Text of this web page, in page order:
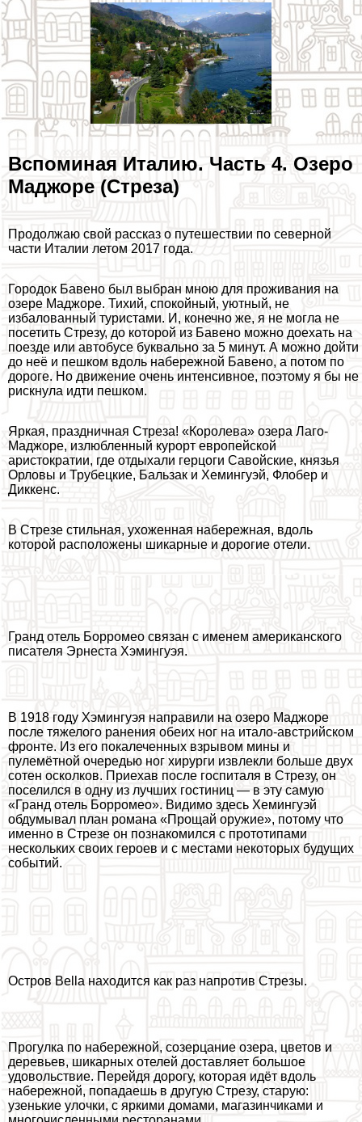
Вспоминая Италию. Часть 4. Озеро
Маджоре (Стреза)
Продолжаю свой рассказ о путешествии по северной
части Италии летом 2017 года.
Городок Бавено был выбран мною для проживания на
озере Маджоре. Тихий, спокойный, уютный, не
избалованный туристами. И, конечно же, я не могла не
посетить Стрезу, до которой из Бавено можно доехать на
поезде или автобусе буквально за 5 минут. А можно дойти
до неё и пешком вдоль набережной Бавено, а потом по
дороге. Но движение очень интенсивное, поэтому я бы не
рискнула идти пешком.
Яркая, праздничная Стреза! «Королева» озера Лаго-
Маджоре, излюбленный курорт европейской
аристократии, где отдыхали герцоги Савойские, князья
Орловы и Трубецкие, Бальзак и Хемингуэй, Флобер и
Диккенс.
В Стрезе стильная, ухоженная набережная, вдоль
которой расположены шикарные и дорогие отели.
Гранд отель Борромео связан с именем американского
писателя Эрнеста Хэмингуэя.
В 1918 году Хэмингуэя направили на озеро Маджоре
после тяжелого ранения обеих ног на итало-австрийском
фронте. Из его покалеченных взрывом мины и
пулемётной очередью ног хирурги извлекли больше двух
сотен осколков. Приехав после госпиталя в Стрезу, он
поселился в одну из лучших гостиниц — в эту самую
«Гранд отель Борромео». Видимо здесь Хемингуэй
обдумывал план романа «Прощай оружие», потому что
именно в Стрезе он познакомился с прототипами
нескольких своих героев и с местами некоторых будущих
событий.
Остров Bella находится как раз напротив Стрезы.
Прогулка по набережной, созерцание озера, цветов и
деревьев, шикарных отелей доставляет большое
удовольствие. Перейдя дорогу, которая идёт вдоль
набережной, попадаешь в другую Стрезу, старую:
узенькие улочки, с яркими домами, магазинчиками и